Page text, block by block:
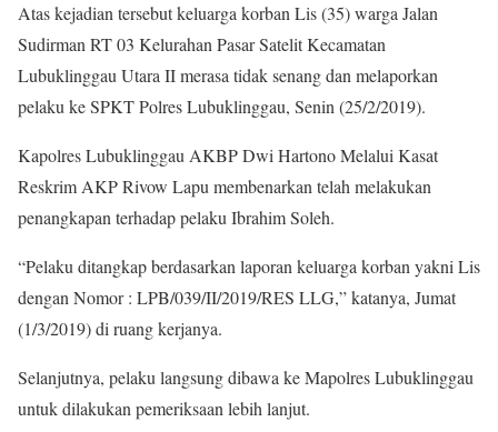
Atas kejadian tersebut keluarga korban Lis (35) warga Jalan
Sudirman RT 03 Kelurahan Pasar Satelit Kecamatan
Lubuklinggau Utara II merasa tidak senang dan melaporkan
pelaku ke SPKT Polres Lubuklinggau, Senin (25/2/2019).
Kapolres Lubuklinggau AKBP Dwi Hartono Melalui Kasat
Reskrim AKP Rivow Lapu membenarkan telah melakukan
penangkapan terhadap pelaku Ibrahim Soleh.
“Pelaku ditangkap berdasarkan laporan keluarga korban yakni Lis
dengan Nomor : LPB/039/II/2019/RES LLG,” katanya, Jumat
(1/3/2019) di ruang kerjanya.
Selanjutnya, pelaku langsung dibawa ke Mapolres Lubuklinggau
untuk dilakukan pemeriksaan lebih lanjut.